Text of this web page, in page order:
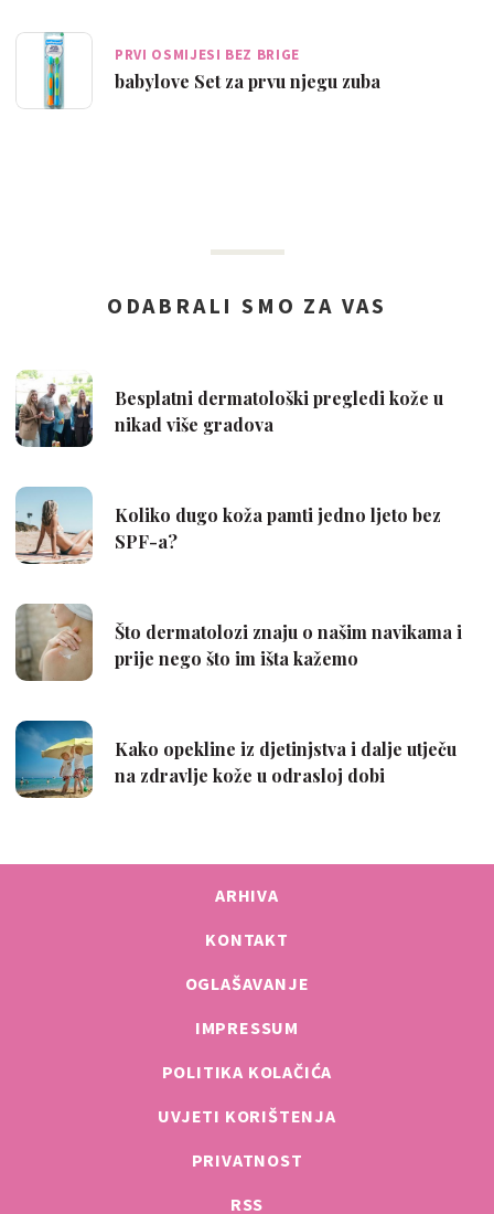
PRVI OSMIJESI BEZ BRIGE
babylove Set za prvu njegu zuba
ARHIVA
KONTAKT
OGLAŠAVANJE
IMPRESSUM
POLITIKA KOLAČIĆA
UVJETI KORIŠTENJA
PRIVATNOST
RSS